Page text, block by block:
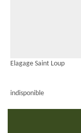
Elagage Saint Loup
indisponible